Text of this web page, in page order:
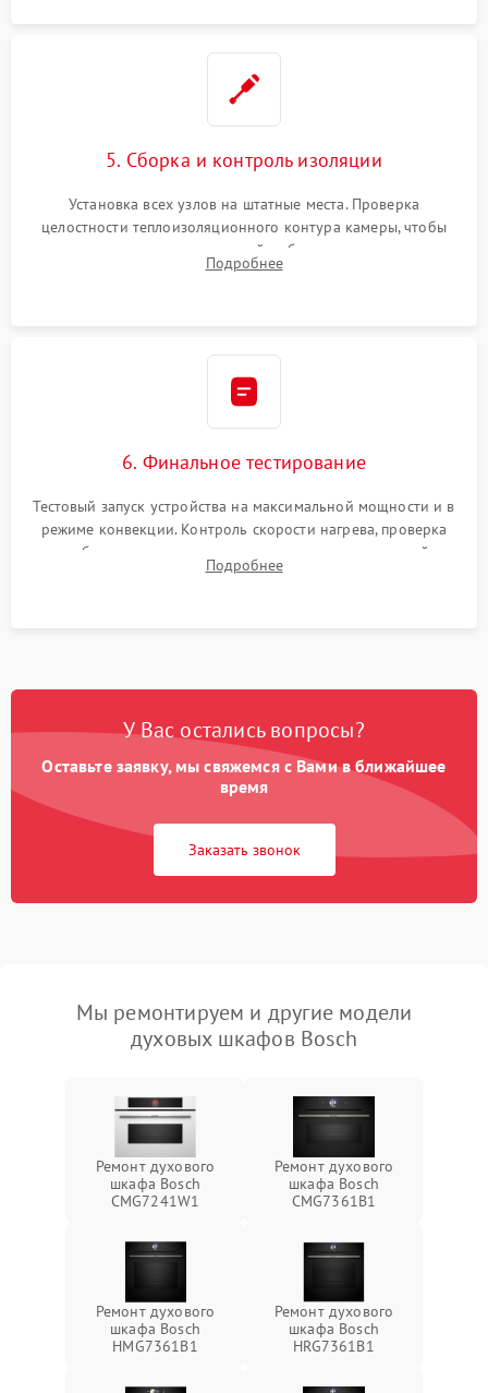
5. Сборка и контроль изоляции
Установка всех узлов на штатные места. Проверка
целостности теплоизоляционного контура камеры, чтобы
исключить перегрев кухонной мебели и потерю тепла.
Надежная фиксация клемм и сборка корпуса шкафа.
Подробнее
6. Финальное тестирование
Тестовый запуск устройства на максимальной мощности и в
режиме конвекции. Контроль скорости нагрева, проверка
срабатывания термостата при достижении заданной
температуры и тест на отсутствие утечек тока.
Подробнее
У Вас остались вопросы?
Оставьте заявку, мы свяжемся с Вами в ближайшее
время
Заказать звонок
Мы ремонтируем и другие модели
духовых шкафов Bosch
Ремонт духового
шкафа Bosch
CMG7241W1
Ремонт духового
шкафа Bosch
CMG7361B1
Ремонт духового
шкафа Bosch
HMG7361B1
Ремонт духового
шкафа Bosch
HRG7361B1